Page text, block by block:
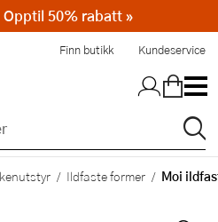
Finn butikk Kundeservice
Ildfaste former Moi
50% rabatt »